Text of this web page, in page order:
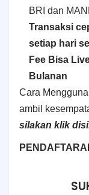
BRI dan
Transaksi
setiap hari
Fee Bisa
Bulanan
Cara
ambil
silakan klik